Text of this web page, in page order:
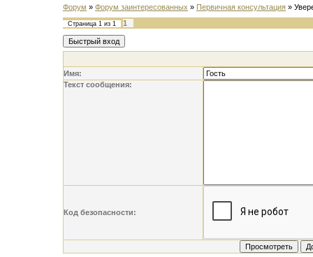
Форум » Форум заинтересованных » Первичная консультация »
Страница 1 из 1 1
Имя:
Текст сообщения:
Код безопасности: